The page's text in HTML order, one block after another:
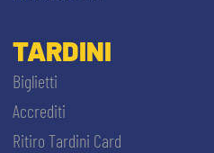
TARDINI
Biglietti
Accrediti
Ritiro Tardini Card